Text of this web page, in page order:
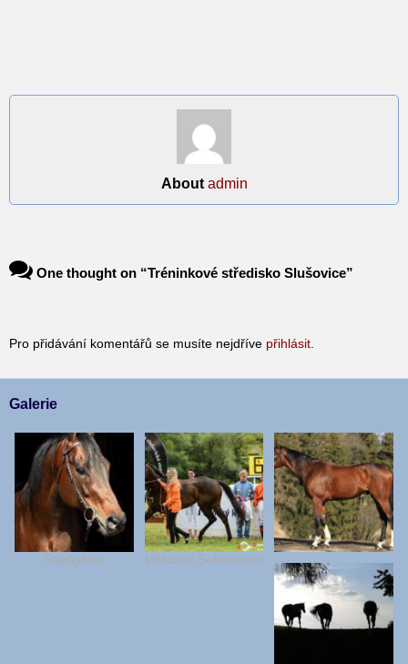
About admin
One thought on “Tréninkové středisko Slušovice”
Pro přidávání komentářů se musíte nejdříve přihlásit
Galerie
Starfighter Vítězství Sebastiano